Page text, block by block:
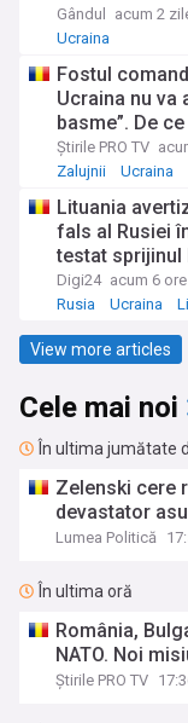
conducere
Gândul
acum 2
Ucraina
Fostul
Ucraina nu va
basme”. De
Știrile PRO TV
Zalujnii
Ucraina
Lituania
fals al Rusiei
testat sprijinul
Digi24 acum 6 ore
Rusia
Ucraina
View more articles
Cele mai noi
În ultima jumătate
Zelenski cere
devastator
Lumea Politică
În ultima oră
România,
NATO. Noi
Știrile PRO TV